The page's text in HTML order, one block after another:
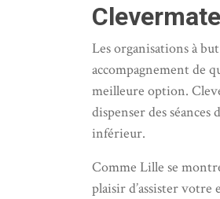
Les organisations à
accompagnement de
meilleure option.
dispenser des
inférieur.
Comme Lille se
plaisir d’assister votre